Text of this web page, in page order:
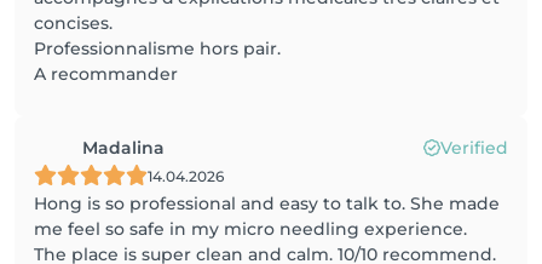
concises.
Professionnalisme hors pair.
A recommander
Madalina Verified
14.04.2026
Hong is so professional and easy to talk to. She made
me feel so safe in my micro needling experience.
The place is super clean and calm. 10/10 recommend.